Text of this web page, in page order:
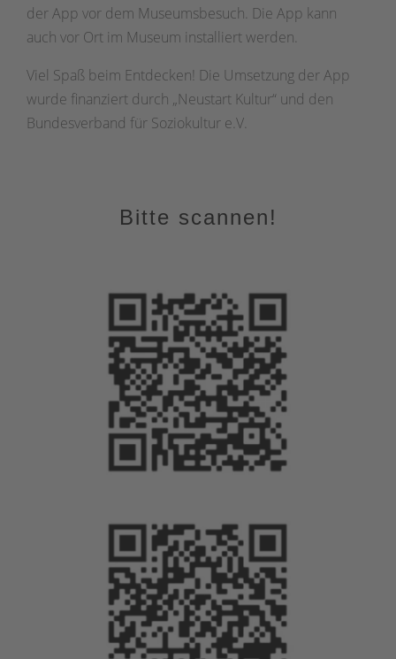
der App vor dem Museumsbesuch. Die App kann
auch vor Ort im Museum installiert werden.
Viel Spaß beim Entdecken! Die Umsetzung der App
wurde finanziert durch „Neustart Kultur“ und den
Bundesverband für Soziokultur e.V.
Bitte scannen!